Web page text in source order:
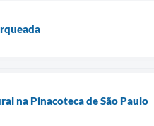
na Pinacoteca de São Paulo